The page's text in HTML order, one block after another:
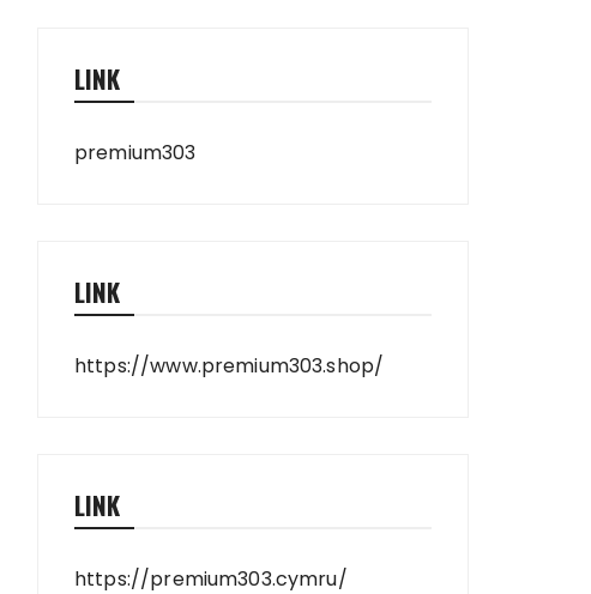
LINK
premium303
LINK
https://www.premium303.shop/
LINK
https://premium303.cymru/